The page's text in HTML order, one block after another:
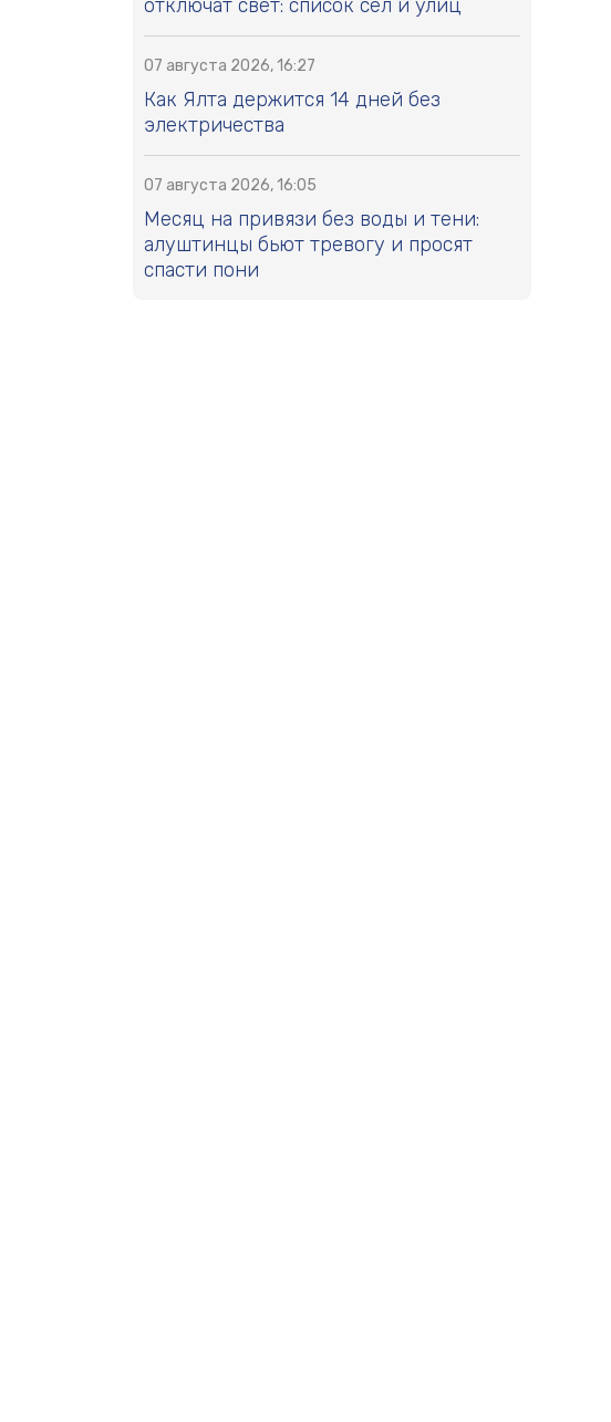
отключат свет: список сёл и улиц
07 августа 2026, 16:27
Как Ялта держится 14 дней без
электричества
07 августа 2026, 16:05
Месяц на привязи без воды и тени:
алуштинцы бьют тревогу и просят
спасти пони